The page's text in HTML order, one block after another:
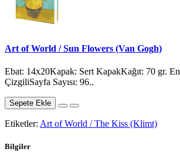
Art of World / Sun Flowers (Van Gogh)
Ebat: 14x20Kapak: Sert KapakKağıt: 70 gr.
ÇizgiliSayfa Sayısı: 96..
Sepete Ekle
Etiketler: Art of World / The Kiss (Klimt)
Bilgiler